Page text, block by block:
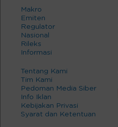
Makro
Emiten
Regulator
Nasional
Rileks
Informasi
Tentang Kami
Tim Kami
Pedoman Media Siber
Info Iklan
Kebijakan Privasi
Syarat dan Ketentuan